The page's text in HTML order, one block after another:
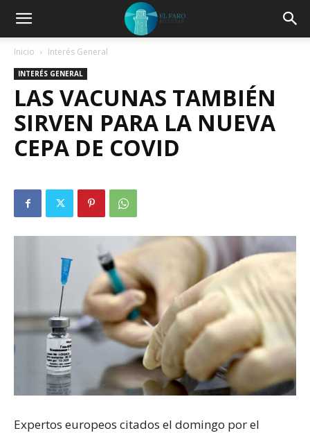
Inicio Interés General
INTERÉS GENERAL
LAS VACUNAS TAMBIÉN
SIRVEN PARA LA NUEVA
CEPA DE COVID
Expertos europeos citados el domingo por el